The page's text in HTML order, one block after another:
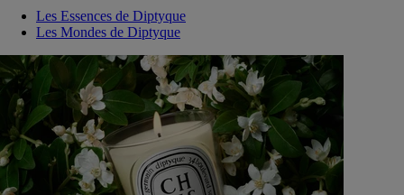
Les Essences de Diptyque
Les Mondes de Diptyque